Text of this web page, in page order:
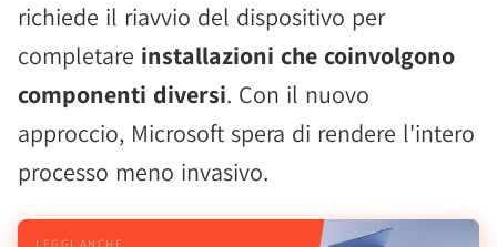
richiede il riavvio del dispositivo per
completare installazioni che coinvolgono
componenti diversi. Con il nuovo
approccio, Microsoft spera di rendere l'intero
processo meno invasivo.